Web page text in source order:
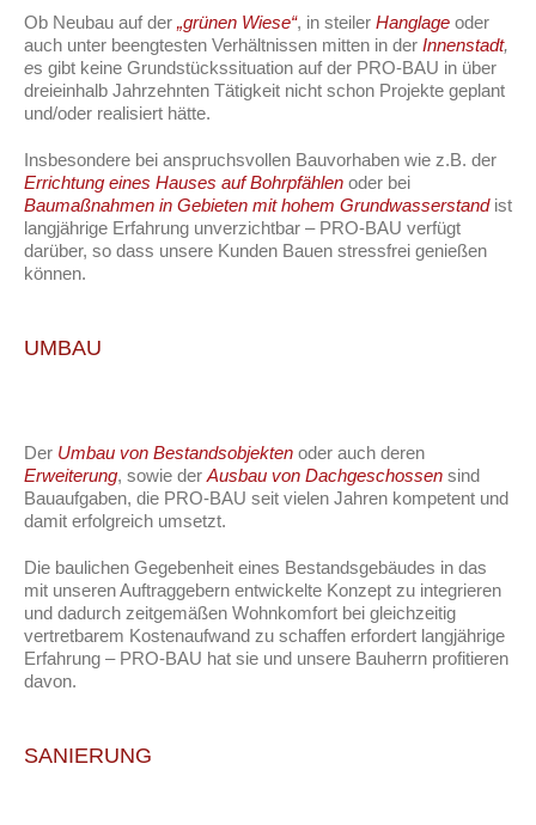
Ob Neubau auf der „grünen Wiese“, in steiler Hanglage oder
auch unter beengtesten Verhältnissen mitten in der Innenstadt,
es gibt keine Grundstückssituation auf der PRO-BAU in über
dreieinhalb Jahrzehnten Tätigkeit nicht schon Projekte geplant
und/oder realisiert hätte.
Insbesondere bei anspruchsvollen Bauvorhaben wie z.B. der
Errichtung eines Hauses auf Bohrpfählen oder bei
Baumaßnahmen in Gebieten mit hohem Grundwasserstandist
langjährige Erfahrung unverzichtbar – PRO-BAU verfügt
darüber, so dass unsere Kunden Bauen stressfrei genießen
können.
UMBAU
Der Umbau von Bestandsobjekten oder auch deren
Erweiterung, sowie der Ausbau von Dachgeschossen sind
Bauaufgaben, die PRO-BAU seit vielen Jahren kompetent und
damit erfolgreich umsetzt.
Die baulichen Gegebenheit eines Bestandsgebäudes in das
mit unseren Auftraggebern entwickelte Konzept zu integrieren
und dadurch zeitgemäßen Wohnkomfort bei gleichzeitig
vertretbarem Kostenaufwand zu schaffen erfordert langjährige
Erfahrung – PRO-BAU hat sie und unsere Bauherrn profitieren
davon.
SANIERUNG